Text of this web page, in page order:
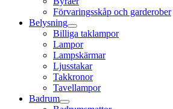
Förvaringsskåp och garderober
Belysning
Billiga taklampor
Lampor
Lampskärmar
Ljusstakar
Takkronor
Tavellampor
Badrum